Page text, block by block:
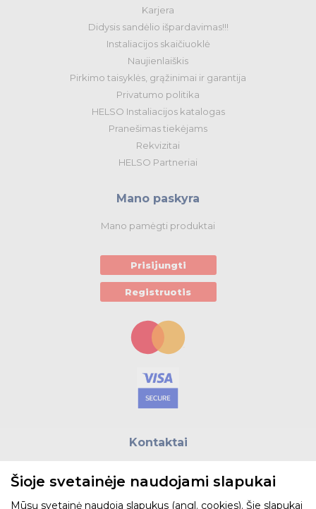
Karjera
Didysis sandėlio išpardavimas!!!
Instaliacijos skaičiuoklė
Naujienlaiškis
Pirkimo taisyklės, grąžinimai ir garantija
Privatumo politika
HELSO Instaliacijos katalogas
Pranešimas tiekėjams
Rekvizitai
HELSO Partneriai
Mano paskyra
Mano pamėgti produktai
Prisijungti
Registruotis
Kontaktai
Telefonas:+370 5 215 0070
Adresas: Vilkpėdės g. 4, LT-03151, Vilnius
Šioje svetainėje naudojami slapukai
Mūsų svetainė naudoja slapukus (angl. cookies). Šie slapukai